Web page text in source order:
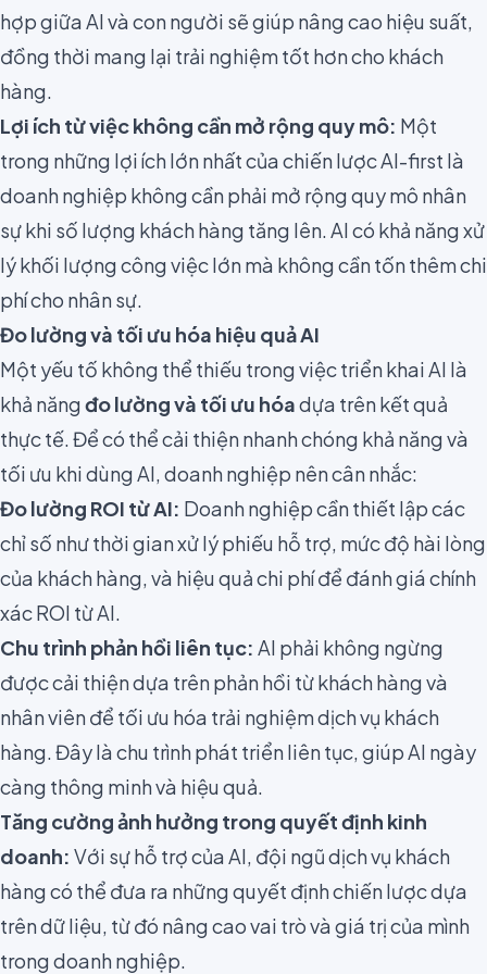
hợp giữa AI và con người sẽ giúp nâng cao hiệu suất,
đồng thời mang lại trải nghiệm tốt hơn cho khách
hàng.
Lợi ích từ việc không cần mở rộng quy mô: Một
trong những lợi ích lớn nhất của chiến lược AI-first là
doanh nghiệp không cần phải mở rộng quy mô nhân
sự khi số lượng khách hàng tăng lên. AI có khả năng xử
lý khối lượng công việc lớn mà không cần tốn thêm chi
phí cho nhân sự.
Đo lường và tối ưu hóa hiệu quả AI
Một yếu tố không thể thiếu trong việc triển khai AI là
khả năngđo lường và tối ưu hóadựa trên kết quả
thực tế. Để có thể cải thiện nhanh chóng khả năng và
tối ưu khi dùng AI, doanh nghiệp nên cân nhắc:
Đo lường ROI từ AI: Doanh nghiệp cần thiết lập các
chỉ số như thời gian xử lý phiếu hỗ trợ, mức độ hài lòng
của khách hàng, và hiệu quả chi phí để đánh giá chính
xác ROI từ AI.
Chu trình phản hồi liên tục: AI phải không ngừng
được cải thiện dựa trên phản hồi từ khách hàng và
nhân viên để tối ưu hóa trải nghiệm dịch vụ khách
hàng. Đây là chu trình phát triển liên tục, giúp AI ngày
càng thông minh và hiệu quả.
Tăng cường ảnh hưởng trong quyết định kinh
doanh: Với sự hỗ trợ của AI, đội ngũ dịch vụ khách
hàng có thể đưa ra những quyết định chiến lược dựa
trên dữ liệu, từ đó nâng cao vai trò và giá trị của mình
trong doanh nghiệp.